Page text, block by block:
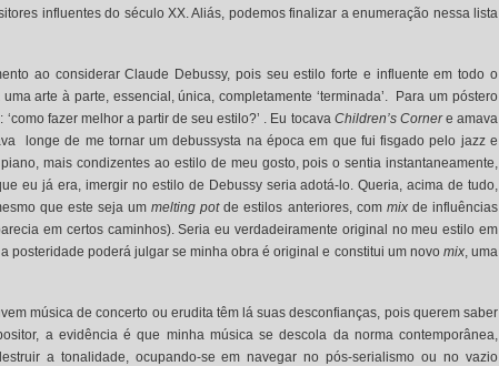
influentes do século XX. Aliás, podemos finalizar a enumeração nessa lista
ao considerar Claude Debussy, pois seu estilo forte e influente em todo o
arte à parte, essencial, única, completamente ‘terminada’. Para um póstero
fazer melhor a partir de seu estilo?’ . Eu tocava Children’s Cornere amava
longe de me tornar um debussysta na época em que fui fisgado pelo jazz e
mais condizentes ao estilo de meu gosto, pois o sentia instantaneamente,
eu já era, imergir no estilo de Debussy seria adotá-lo. Queria, acima de tudo,
que este seja ummelting potde estilos anteriores, com mixde influências
em certos caminhos). Seria eu verdadeiramente original no meu estilo em
posteridade poderá julgar se minha obra é original e constitui um novo mix, uma
música de concerto ou erudita têm lá suas desconfianças, pois querem saber
a evidência é que minha música se descola da norma contemporânea,
a tonalidade, ocupando-se em navegar no pós-serialismo ou no vazio